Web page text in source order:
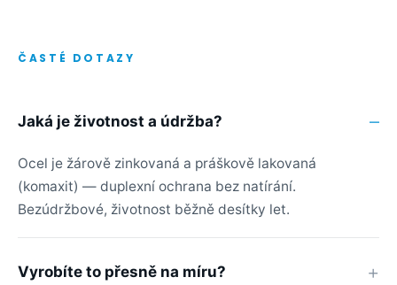
ČASTÉ DOTAZY
Jaká je životnost a údržba?
Ocel je žárově zinkovaná a práškově lakovaná
(komaxit) — duplexní ochrana bez natírání.
Bezúdržbové, životnost běžně desítky let.
Vyrobíte to přesně na míru?